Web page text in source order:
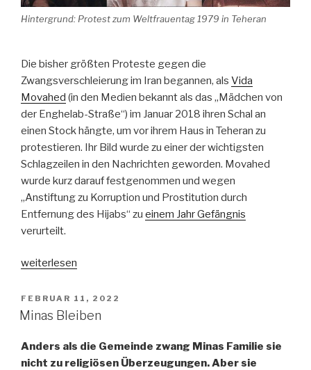
Hintergrund: Protest zum Weltfrauentag 1979 in Teheran
Die bisher größten Proteste gegen die
Zwangsverschleierung im Iran begannen, als Vida
Movahed (in den Medien bekannt als das „Mädchen von
der Enghelab-Straße“) im Januar 2018 ihren Schal an
einen Stock hängte, um vor ihrem Haus in Teheran zu
protestieren. Ihr Bild wurde zu einer der wichtigsten
Schlagzeilen in den Nachrichten geworden. Movahed
wurde kurz darauf festgenommen und wegen
„Anstiftung zu Korruption und Prostitution durch
Entfernung des Hijabs“ zu einem Jahr Gefängnis
verurteilt.
„Zwangsverschleierung“
weiterlesen
VERÖFFENTLICHT
AM
FEBRUAR 11, 2022
Minas Bleiben
Anders als die Gemeinde zwang Minas Familie sie
nicht zu religiösen Überzeugungen. Aber sie